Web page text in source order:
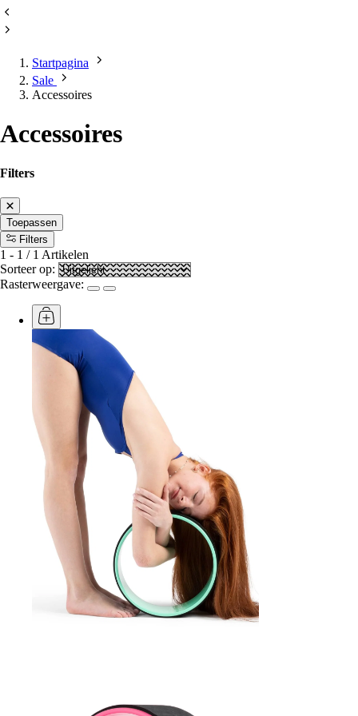
Startpagina
Sale
Accessoires
Accessoires
Filters
Toepassen
Filters
1 - 1 / 1 Artikelen
Sorteer op:
Rasterweergave: